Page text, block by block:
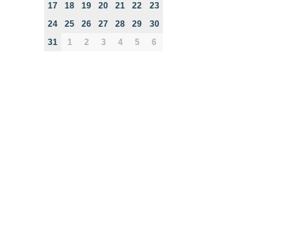
17
18 19 20 21 22
23
24
25 26 27 28 29
30
31
1 2 3 4 5 6